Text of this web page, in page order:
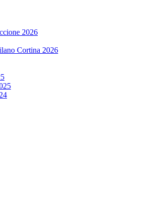
2026
Cortina 2026